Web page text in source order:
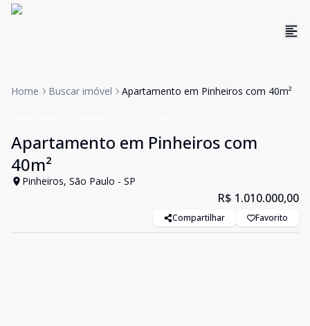
Home Buscar imóvel Apartamento em Pinheiros com 40m²
Apartamento em Pinheiros com
40m²
Pinheiros, São Paulo - SP
R$ 1.010.000,00
Compartilhar Favorito